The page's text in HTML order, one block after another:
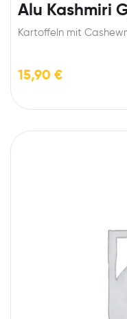
Alu Kashmiri
Kartoffeln mit
15,90 €